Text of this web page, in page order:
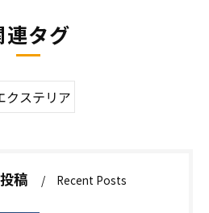
連タグ
クステリア
稿 Recent Posts